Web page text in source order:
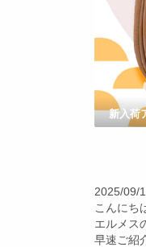
新入荷
2025/09/
こんにち
エルメス
早速ご紹